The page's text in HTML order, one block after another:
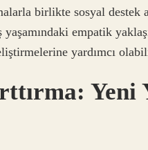
birlikte sosyal destek
empatik
yardımcı
Yeni